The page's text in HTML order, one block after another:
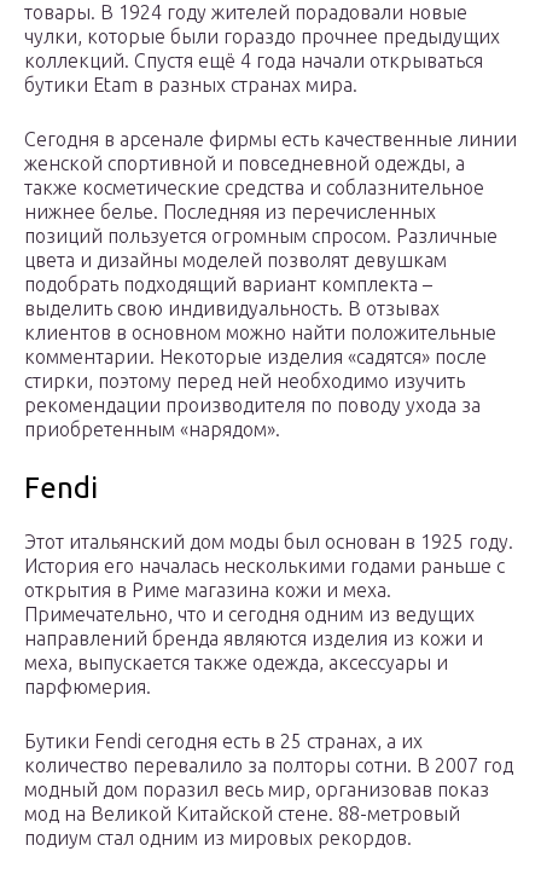
товары. В 1924 году жителей порадовали новые
чулки, которые были гораздо прочнее предыдущих
коллекций. Спустя ещё 4 года начали открываться
бутики Etam в разных странах мира.
Сегодня в арсенале фирмы есть качественные линии
женской спортивной и повседневной одежды, а
также косметические средства и соблазнительное
нижнее белье. Последняя из перечисленных
позиций пользуется огромным спросом. Различные
цвета и дизайны моделей позволят девушкам
подобрать подходящий вариант комплекта –
выделить свою индивидуальность. В отзывах
клиентов в основном можно найти положительные
комментарии. Некоторые изделия «садятся» после
стирки, поэтому перед ней необходимо изучить
рекомендации производителя по поводу ухода за
приобретенным «нарядом».
Fendi
Этот итальянский дом моды был основан в 1925 году.
История его началась несколькими годами раньше с
открытия в Риме магазина кожи и меха.
Примечательно, что и сегодня одним из ведущих
направлений бренда являются изделия из кожи и
меха, выпускается также одежда, аксессуары и
парфюмерия.
Бутики Fendi сегодня есть в 25 странах, а их
количество перевалило за полторы сотни. В 2007 год
модный дом поразил весь мир, организовав показ
мод на Великой Китайской стене. 88-метровый
подиум стал одним из мировых рекордов.